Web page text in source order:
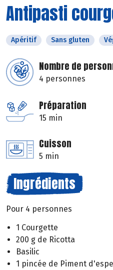
Antipasti
Apéritif Sans gluten
Nombre de
4 personnes
Préparation
15 min
Cuisson
5 min
Ingrédients
Pour 4 personnes
1 Courgette
200 g de Ricotta
Basilic
1 pincée de Piment